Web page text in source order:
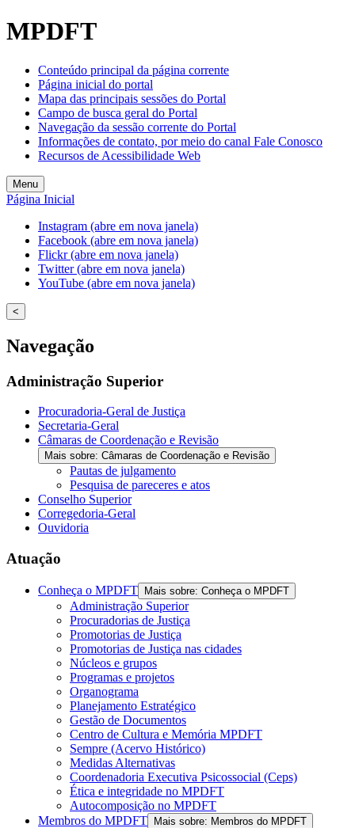
MPDFT
Conteúdo principal da página corrente
Página inicial do portal
Mapa das principais sessões do Portal
Campo de busca geral do Portal
Navegação da sessão corrente do Portal
Informações de contato, por meio do canal Fale Conosco
Recursos de Acessibilidade Web
Menu
Página Inicial
Instagram (abre em nova janela)
Facebook (abre em nova janela)
Flickr (abre em nova janela)
Twitter (abre em nova janela)
YouTube (abre em nova janela)
<
Navegação
Administração Superior
Procuradoria-Geral de Justiça
Secretaria-Geral
Câmaras de Coordenação e Revisão
Mais sobre: Câmaras de Coordenação e Revisão
Pautas de julgamento
Pesquisa de pareceres e atos
Conselho Superior
Corregedoria-Geral
Ouvidoria
Atuação
Conheça o MPDFT Mais sobre: Conheça o MPDFT
Administração Superior
Procuradorias de Justiça
Promotorias de Justiça
Promotorias de Justiça nas cidades
Núcleos e grupos
Programas e projetos
Organograma
Planejamento Estratégico
Gestão de Documentos
Centro de Cultura e Memória MPDFT
Sempre (Acervo Histórico)
Medidas Alternativas
Coordenadoria Executiva Psicossocial (Ceps)
Ética e integridade no MPDFT
Autocomposição no MPDFT
Membros do MPDFT
Mais sobre: Membros do MPDFT